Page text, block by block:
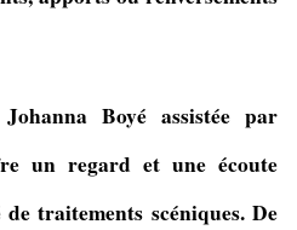
Johanna Boyé assistée par
un regard et une écoute
traitements scéniques. De